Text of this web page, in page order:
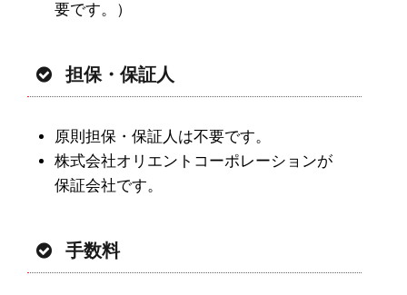
要です。）
担保・保証人
原則担保・保証人は不要です。
株式会社オリエントコーポレーションが
保証会社です。
手数料